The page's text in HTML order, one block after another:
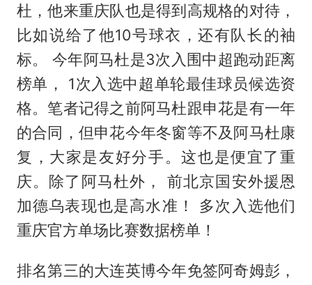
杜，他来重庆队也是得到高规格的对待，
比如说给了他10号球衣，还有队长的袖
标。 今年阿马杜是3次入围中超跑动距离
榜单， 1次入选中超单轮最佳球员候选资
格。笔者记得之前阿马杜跟申花是有一年
的合同，但申花今年冬窗等不及阿马杜康
复，大家是友好分手。这也是便宜了重
庆。除了阿马杜外， 前北京国安外援恩
加德乌表现也是高水准！ 多次入选他们
重庆官方单场比赛数据榜单！
排名第三的大连英博今年免签阿奇姆彭，